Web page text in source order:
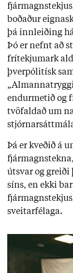
boðaður
þá innleiðing
Þó er nefnt að
frítekjumark
þverpólitísk
endurmetið og
tvöfaldað um
Þá er kveðið á
útsvar og
síns, en ekki
sveitarfélaga.